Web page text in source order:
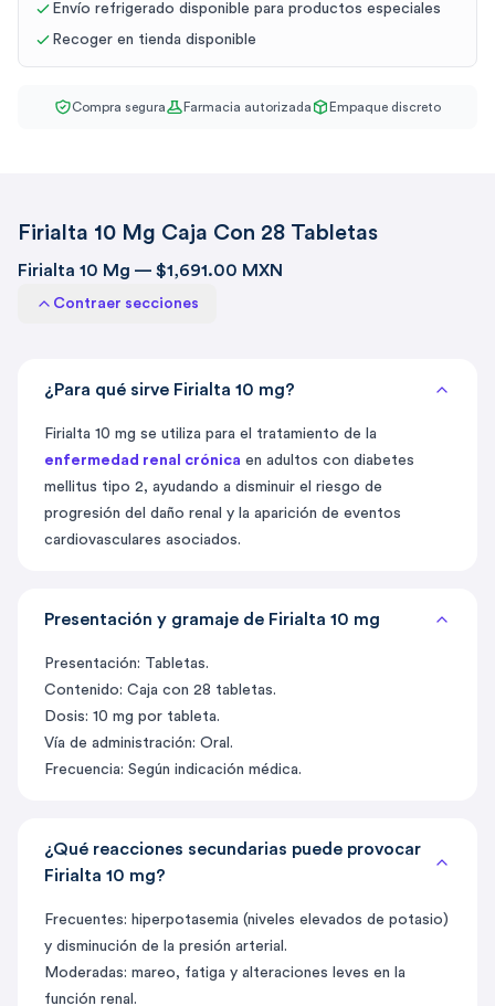
Envío refrigerado disponible para productos especiales
Recoger en tienda disponible
Compra segura Farmacia autorizada Empaque discreto
Firialta 10 Mg Caja Con 28 Tabletas
Firialta 10 Mg — $1,691.00 MXN
Contraer secciones
¿Para qué sirve Firialta 10 mg?
Firialta 10 mg se utiliza para el tratamiento de la
enfermedad renal crónica en adultos con diabetes
mellitus tipo 2, ayudando a disminuir el riesgo de
progresión del daño renal y la aparición de eventos
cardiovasculares asociados.
Presentación y gramaje de Firialta 10 mg
Presentación: Tabletas.
Contenido: Caja con 28 tabletas.
Dosis: 10 mg por tableta.
Vía de administración: Oral.
Frecuencia: Según indicación médica.
¿Qué reacciones secundarias puede provocar
Firialta 10 mg?
Frecuentes: hiperpotasemia (niveles elevados de potasio)
y disminución de la presión arterial.
Moderadas: mareo, fatiga y alteraciones leves en la
función renal.